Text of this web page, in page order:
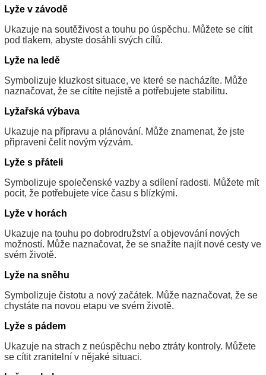
Lyže v závodě
Ukazuje na soutěživost a touhu po úspěchu. Můžete se cítit
pod tlakem, abyste dosáhli svých cílů.
Lyže na ledě
Symbolizuje kluzkost situace, ve které se nacházíte. Může
naznačovat, že se cítíte nejistě a potřebujete stabilitu.
Lyžařská výbava
Ukazuje na přípravu a plánování. Může znamenat, že jste
připraveni čelit novým výzvám.
Lyže s přáteli
Symbolizuje společenské vazby a sdílení radosti. Můžete mít
pocit, že potřebujete více času s blízkými.
Lyže v horách
Ukazuje na touhu po dobrodružství a objevování nových
možností. Může naznačovat, že se snažíte najít nové cesty ve
svém životě.
Lyže na sněhu
Symbolizuje čistotu a nový začátek. Může naznačovat, že se
chystáte na novou etapu ve svém životě.
Lyže s pádem
Ukazuje na strach z neúspěchu nebo ztráty kontroly. Můžete
se cítit zranitelní v nějaké situaci.